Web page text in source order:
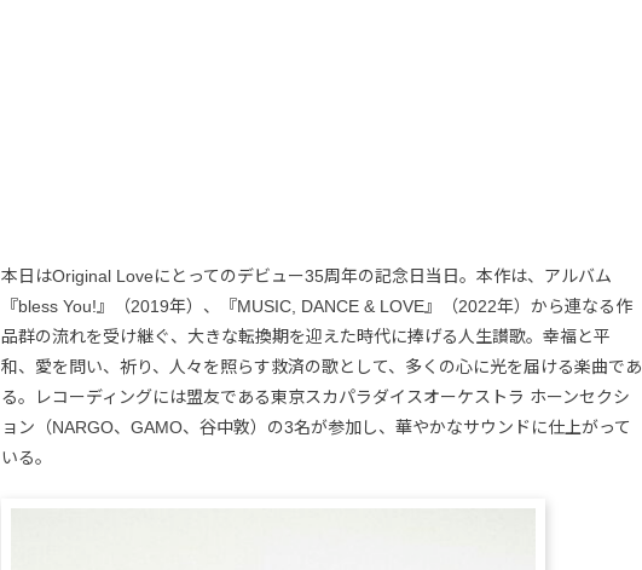
本日はOriginal Loveにとってのデビュー35周年の記念日当日。本作は、アルバム
『bless You!』（2019年）、『MUSIC, DANCE & LOVE』（2022年）から連なる作
品群の流れを受け継ぐ、大きな転換期を迎えた時代に捧げる人生讃歌。幸福と平
和、愛を問い、祈り、人々を照らす救済の歌として、多くの心に光を届ける楽曲であ
る。レコーディングには盟友である東京スカパラダイスオーケストラ ホーンセクシ
ョン（NARGO、GAMO、谷中敦）の3名が参加し、華やかなサウンドに仕上がって
いる。